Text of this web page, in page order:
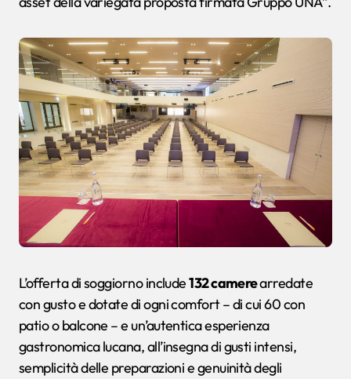
L’offerta di soggiorno include132 camerearredate
con gusto e dotate di ogni comfort – di cui 60 con
patio o balcone – e un’autentica esperienza
gastronomica lucana, all’insegna di gusti intensi,
semplicità delle preparazioni e genuinità degli